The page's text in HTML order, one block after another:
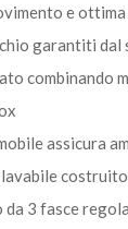
e
garantiti dal
combinando
assicura
3 fasce